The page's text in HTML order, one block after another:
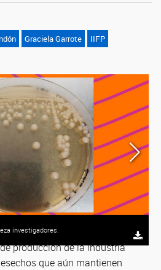
Graciela Garrote
IIFP
investigadores.
producción de la industria
que aún mantienen